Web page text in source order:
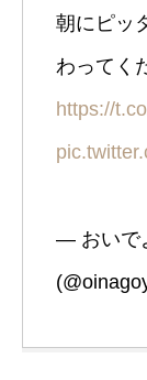
朝にピッ
わってく
https://
— おいで